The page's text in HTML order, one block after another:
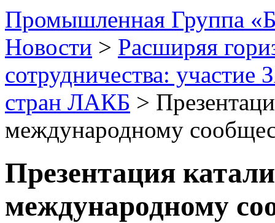
Промышленная Группа
Новости > Расширяя
сотрудничества:
стран ЛАКБ >
международному
Презентация
международному